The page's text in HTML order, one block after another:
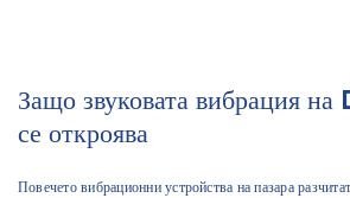
Защо звуковата вибрация
се откроява
Повечето вибрационни устройства на пазара